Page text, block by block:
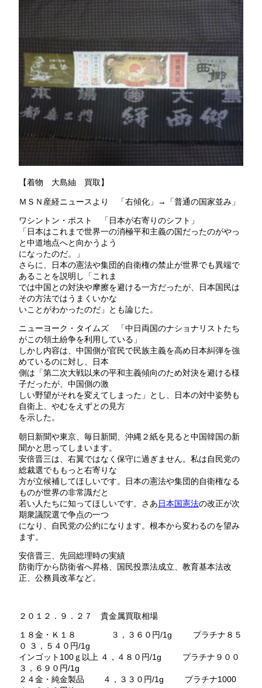
【着物 大島紬 買取】
ＭＳＮ産経ニュースより 「右傾化」→「普通の国家並み」
ワシントン・ポスト 「日本が右寄りのシフト」
「日本はこれまで世界一の消極平和主義の国だったのがやっ
と中道地点へと向かうよう
になったのだ。」
さらに、日本の憲法や集団的自衛権の禁止が世界でも異端で
あることを説明し「これま
では中国との対決や摩擦を避ける一方だったが、日本国民は
その方法ではうまくいかな
いことがわかったのだ」とも論じた。
ニューヨーク・タイムズ 「中日両国のナショナリストたち
がこの領土紛争を利用している」
しかし内容は、中国側が官民で民族主義を高め日本糾弾を強
めているのに対し、日本
側は「第二次大戦以来の平和主義傾向のため対決を避ける様
子だったが、中国側の激
しい野望がそれを変えてしまった」とし、日本の対中姿勢も
自衛上、やむをえずとの見方
を示した。
朝日新聞や東京、毎日新聞、沖縄２紙を見ると中国韓国の新
聞かと思ってしまいます。
安倍晋三は、右翼ではなく保守に過ぎません。私は自民党の
総裁選でももっと右寄りな
方が立候補してほしいです。日本の憲法や集団的自衛権なる
ものが世界の非常識だと
若い人たちに知ってほしいです。さあ日本国憲法の改正が次
期衆議院選で争点の一つ
になり、自民党の公約になります。根本から変わるのを望み
ます。
安倍晋三、先回総理時の実績
防衛庁から防衛省へ昇格、国民投票法成立、教育基本法改
正、公務員改革など。
２０１２．９．２７ 貴金属買取相場
１８金・Ｋ１８ ３，３６０円/1g プラチナ８５
０ ３，５４０円/1g
インゴット100ｇ以上 ４，４８０円/1g プラチナ９００
３，６９０円/1g
２４金・純金製品 ４，３３０円/1g プラチナ1000